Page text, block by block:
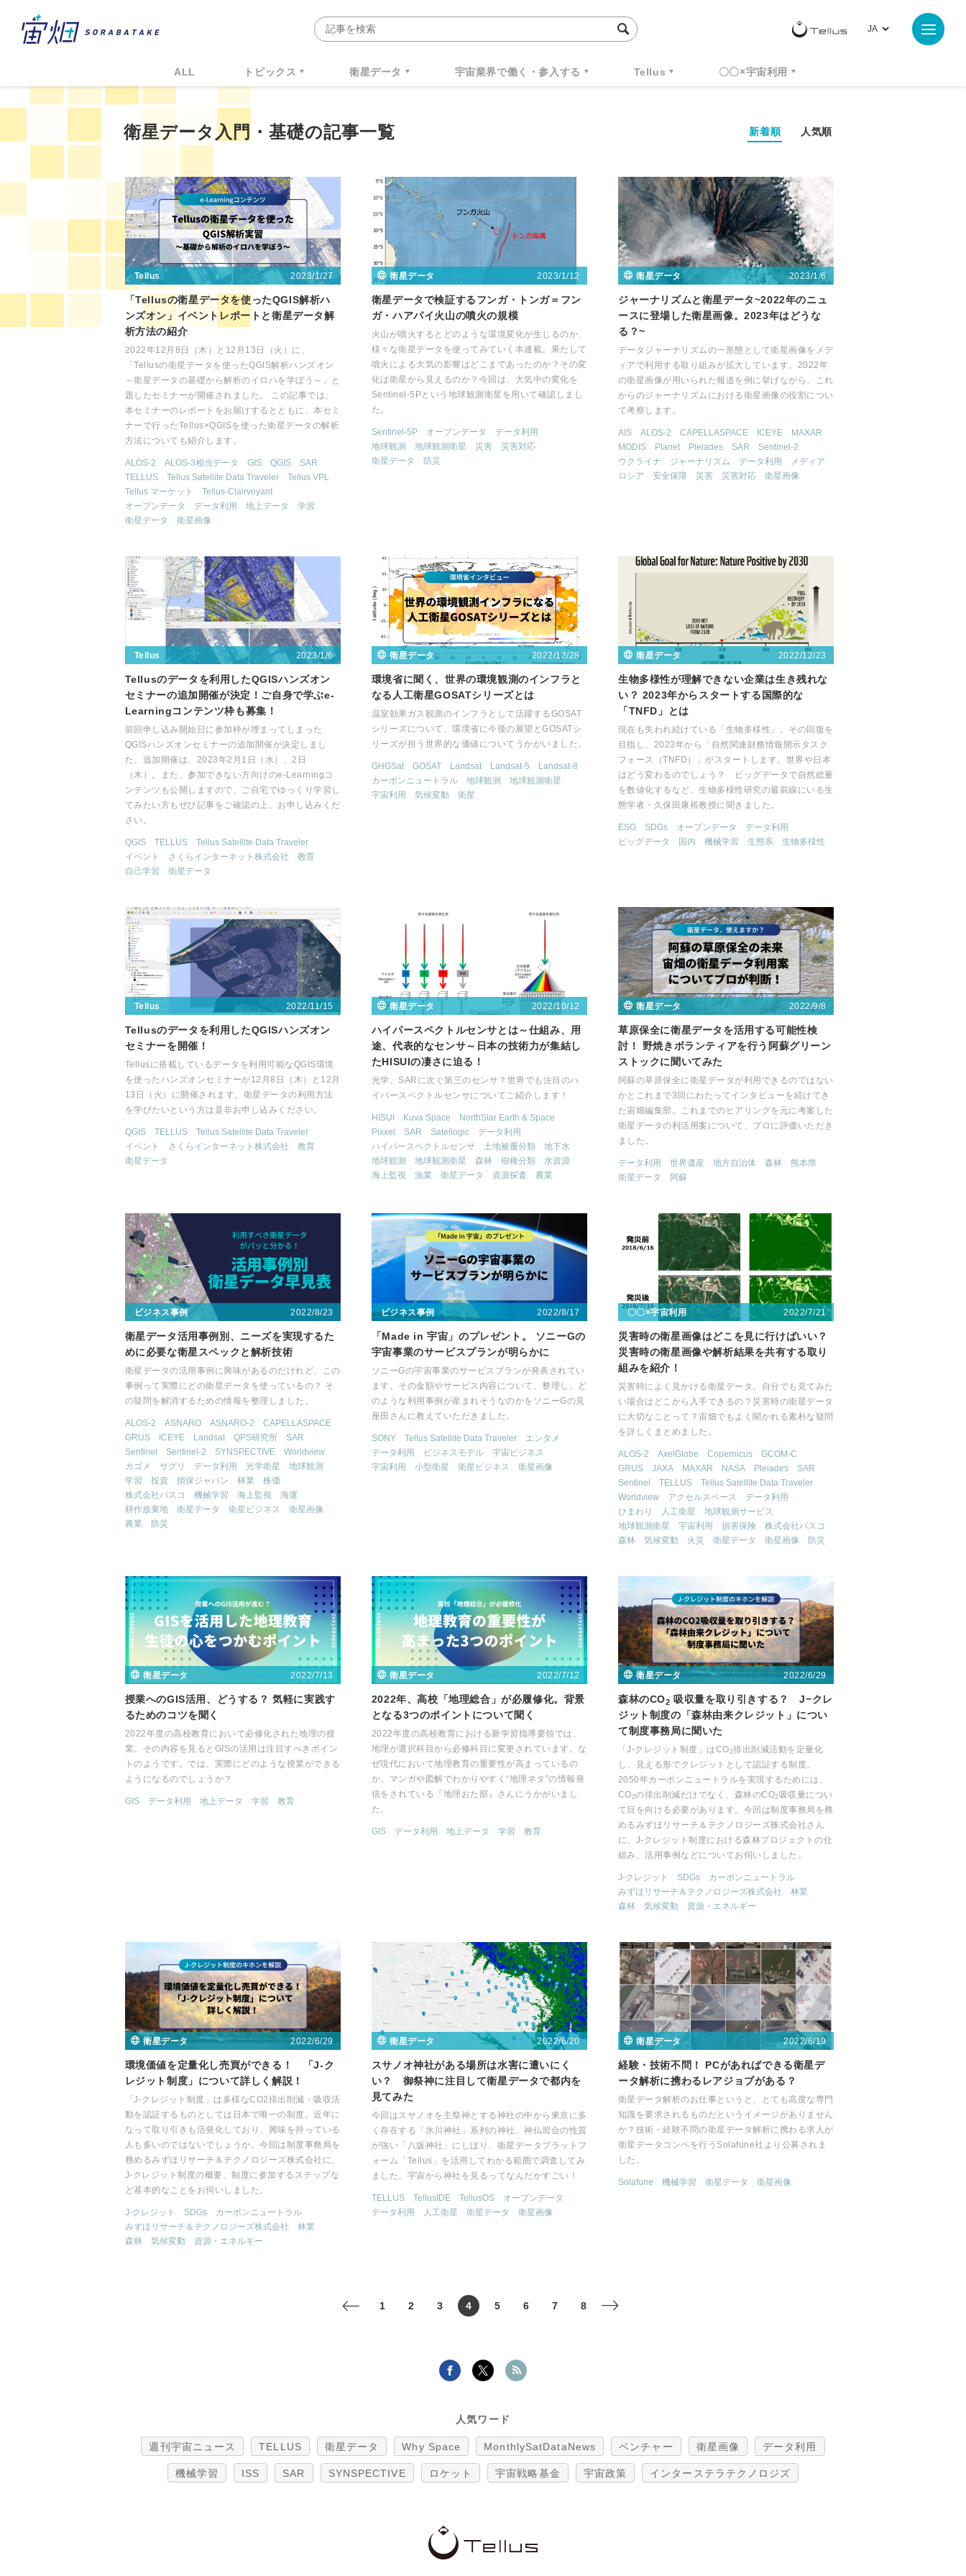
ALL トピックス 衛星データ 宇宙業界で働く・参入する Tellus 〇〇×宇宙利用
衛星データ入門・基礎の記事一覧 新着順 人気順
Tellus 2023/1/27
「Tellusの衛星データを使ったQGIS解析ハ
ンズオン」イベントレポートと衛星データ解
析方法の紹介
2022年12月8日（木）と12月13日（火）に、
「Tellusの衛星データを使ったQGIS解析ハンズオン
～衛星データの基礎から解析のイロハを学ぼう～」と
題したセミナーが開催されました。 この記事では、
本セミナーのレポートをお届けするとともに、本セミ
ナーで行ったTellus×QGISを使った衛星データの解析
方法についても紹介します。
ALOS-2 ALOS-3相当データ GIS QGIS
SAR
TELLUS
Tellus Satellite Data Traveler
Tellus VPL
Tellus マーケット
Tellus-Clairvoyant
オープンデータ
データ利用 地上データ
学習
衛星データ
衛星画像
衛星データ 2023/1/12
衛星データで検証するフンガ・トンガ＝フン
ガ・ハアパイ火山の噴火の規模
火山が噴火するとどのような環境変化が生じるのか、
様々な衛星データを使ってみていく本連載。果たして
噴火による大気の影響はどこまであったのか？その変
化は衛星から見えるのか？今回は、大気中の変化を
Sentinel-5Pという地球観測衛星を用いて確認しまし
た。
Sentinel-5P オープンデータ
データ利用
地球観測
地球観測衛星 災害
災害対応
衛星データ
防災
衛星データ 2023/1/6
ジャーナリズムと衛星データ~2022年のニュ
ースに登場した衛星画像。2023年はどうな
る？~
データジャーナリズムの一形態として衛星画像をメデ
ィアで利用する取り組みが拡大しています。2022年
の衛星画像が用いられた報道を例に挙げながら、これ
からのジャーナリズムにおける衛星画像の役割につい
て考察します。
AIS ALOS-2 CAPELLASPACE ICEYE
MAXAR
MODIS
Planet Pleiades SAR
Sentinel-2
ウクライナ
ジャーナリズム データ利用
メディア
ロシア
安全保障 災害 災害対応 衛星画像
Tellus 2023/1/6
Tellusのデータを利用したQGISハンズオン
セミナーの追加開催が決定！ご自身で学ぶe-
Learningコンテンツ枠も募集！
前回申し込み開始日に参加枠が埋まってしまった
QGISハンズオンセミナーの追加開催が決定しまし
た。追加開催は、2023年2月1日（水）、2日
（木）。また、参加できない方向けのe-Learningコ
ンテンツも公開しますので、ご自宅でゆっくり学習し
てみたい方もぜひ記事をご確認の上、お申し込みくだ
さい。
QGIS TELLUS
Tellus Satellite Data Traveler
イベント
さくらインターネット株式会社
教育
自己学習
衛星データ
衛星データ 2022/12/28
環境省に聞く、世界の環境観測のインフラと
なる人工衛星GOSATシリーズとは
温室効果ガス観測のインフラとして活躍するGOSAT
シリーズについて、環境省に今後の展望とGOSATシ
リーズが担う世界的な価値についてうかがいました。
GHGSat GOSAT Landsat Landsat-5
Landsat-8
カーボンニュートラル
地球観測
地球観測衛星
宇宙利用
気候変動 衛星
衛星データ 2022/12/23
生物多様性が理解できない企業は生き残れな
い？ 2023年からスタートする国際的な
「TNFD」とは
現在も失われ続けている「生物多様性」。その回復を
目指し、2023年から「自然関連財務情報開示タスク
フォース（TNFD）」がスタートします。世界や日本
はどう変わるのでしょう？ ビッグデータで自然総量
を数値化するなど、生物多様性研究の最前線にいる生
態学者・久保田康裕教授に聞きました。
ESG SDGs オープンデータ
データ利用
ビッグデータ
国内 機械学習 生態系 生物多様性
Tellus 2022/11/15
Tellusのデータを利用したQGISハンズオン
セミナーを開催！
Tellusに搭載しているデータを利用可能なQGIS環境
を使ったハンズオンセミナーが12月8日（木）と12月
13日（火）に開催されます。衛星データの利用方法
を学びたいという方は是非お申し込みください。
QGIS TELLUS
Tellus Satellite Data Traveler
イベント
さくらインターネット株式会社
教育
衛星データ
衛星データ 2022/10/12
ハイパースペクトルセンサとは～仕組み、用
途、代表的なセンサ～日本の技術力が集結し
たHISUIの凄さに迫る！
光学、SARに次ぐ第三のセンサ？世界でも注目のハ
イパースペクトルセンサについてご紹介します！
HISUI Kuva Space
NorthStar Earth & Space
Pixxel
SAR Satellogic
データ利用
ハイパースペクトルセンサ
土地被覆分類
地下水
地球観測
地球観測衛星 森林 樹種分類
水資源
海上監視
漁業 衛星データ 資源探査 農業
衛星データ 2022/9/8
草原保全に衛星データを活用する可能性検
討！ 野焼きボランティアを行う阿蘇グリーン
ストックに聞いてみた
阿蘇の草原保全に衛星データが利用できるのではない
かとこれまで3回にわたってインタビューを続けてき
た宙畑編集部。これまでのヒアリングを元に考案した
衛星データの利活用案について、プロに評価いただき
ました。
データ利用 世界遺産 地方自治体 森林
熊本県
衛星データ
阿蘇
ビジネス事例 2022/8/23
衛星データ活用事例別、ニーズを実現するた
めに必要な衛星スペックと解析技術
衛星データの活用事例に興味があるのだけれど、この
事例って実際にどの衛星データを使っているの？ そ
の疑問を解消するための情報を整理しました。
ALOS-2 ASNARO ASNARO-2
CAPELLASPACE
GRUS
ICEYE Landsat QPS研究所
SAR
Sentinel
Sentinel-2 SYNSPECTIVE
Worldview
カゴメ
サグリ データ利用 光学衛星
地球観測
学習
投資 損保ジャパン 林業
株価
株式会社パスコ
機械学習 海上監視
海運
耕作放棄地
衛星データ 衛星ビジネス
衛星画像
農業
防災
ビジネス事例 2022/8/17
「Made in 宇宙」のプレゼント。 ソニーGの
宇宙事業のサービスプランが明らかに
ソニーGの宇宙事業のサービスプランが発表されてい
ます。その金額やサービス内容について、整理し、ど
のような利用事例が産まれそうなのかをソニーGの見
座田さんに教えていただきました。
SONY Tellus Satellite Data Traveler
エンタメ
データ利用
ビジネスモデル
宇宙ビジネス
宇宙利用
小型衛星 衛星ビジネス 衛星画像
〇〇×宇宙利用 2022/7/21
災害時の衛星画像はどこを見に行けばいい？
災害時の衛星画像や解析結果を共有する取り
組みを紹介！
災害時によく見かける衛星データ。自分でも見てみた
い場合はどこから入手できるの？災害時の衛星データ
に大切なことって？宙畑でもよく聞かれる素朴な疑問
を詳しくまとめました。
ALOS-2 AxelGlobe Copernicus
GCOM-C
GRUS
JAXA MAXAR NASA Pleiades
SAR
Sentinel
TELLUS
Tellus Satellite Data Traveler
Worldview
アクセルスペース
データ利用
ひまわり
人工衛星
地球観測サービス
地球観測衛星
宇宙利用 損害保険
株式会社パスコ
森林
気候変動 火災 衛星データ 衛星画像 防災
衛星データ 2022/7/13
授業へのGIS活用、どうする？ 気軽に実践す
るためのコツを聞く
2022年度の高校教育において必修化された地理の授
業。その内容を見るとGISの活用は注目すべきポイン
トのようです。では、実際にどのような授業ができる
ようになるのでしょうか？
GIS データ利用 地上データ 学習 教育
衛星データ 2022/7/12
2022年、高校「地理総合」が必履修化。背景
となる3つのポイントについて聞く
2022年度の高校教育における新学習指導要領では、
地理が選択科目から必修科目に変更されています。な
ぜ現代において地理教育の重要性が高まっているの
か。マンガや図解でわかりやすく“地理ネタ”の情報発
信をされている『地理おた部』さんにうかがいまし
た。
GIS データ利用 地上データ 学習 教育
衛星データ 2022/6/29
森林のCO2 吸収量を取り引きする？ J−クレ
ジット制度の「森林由来クレジット」につい
て制度事務局に聞いた
「J-クレジット制度」はCO2排出削減活動を定量化
し、見える形でクレジットとして認証する制度。
2050年カーボンニュートラルを実現するためには、
CO2の排出削減だけでなく、森林のCO2吸収量につい
て目を向ける必要があります。今回は制度事務局を務
めるみずほリサーチ＆テクノロジーズ株式会社さん
に、J-クレジット制度における森林プロジェクトの仕
組み、活用事例などについてお伺いしました。
J-クレジット SDGs
カーボンニュートラル
みずほリサーチ＆テクノロジーズ株式会社
林業
森林
気候変動 資源・エネルギー
衛星データ 2022/6/29
環境価値を定量化し売買ができる！ 「J-ク
レジット制度」について詳しく解説！
「J-クレジット制度」は多様なCO2排出削減・吸収活
動を認証するものとしては日本で唯一の制度。近年に
なって取り引きも活発化しており、興味を持っている
人も多いのではないでしょうか。今回は制度事務局を
務めるみずほリサーチ＆テクノロジーズ株式会社に、
J-クレジット制度の概要、制度に参加するステップな
ど基本的なことをお伺いしました。
J-クレジット SDGs
カーボンニュートラル
みずほリサーチ＆テクノロジーズ株式会社
林業
森林
気候変動 資源・エネルギー
衛星データ 2022/6/20
スサノオ神社がある場所は水害に遭いにく
い？ 御祭神に注目して衛星データで都内を
見てみた
今回はスサノオを主祭神とする神社の中から東京に多
く存在する「氷川神社」系列の神社、神仏習合の性質
が強い「八坂神社」にしぼり、衛星データプラットフ
ォーム「Tellus」を活用してわかる範囲で調査してみ
ました。宇宙から神社を見るってなんだかすごい！
TELLUS TellusIDE TellusOS
オープンデータ
データ利用
人工衛星 衛星データ 衛星画像
衛星データ 2022/6/19
経験・技術不問！ PCがあればできる衛星デ
ータ解析に携わるレアジョブがある？
衛星データ解析のお仕事というと、とても高度な専門
知識を要求されるものだというイメージがありません
か？技術・経験不問の衛星データ解析に携わる求人が
衛星データコンペを行うSolafune社より公募されま
した。
Solafune 機械学習 衛星データ 衛星画像
< 1 2 3 4 5 6 7 8 >
人気ワード
週刊宇宙ニュース TELLUS 衛星データ Why Space MonthlySatDataNews ベンチャー 衛星画像 データ利用
機械学習 ISS SAR SYNSPECTIVE ロケット 宇宙戦略基金 宇宙政策 インターステラテクノロジズ